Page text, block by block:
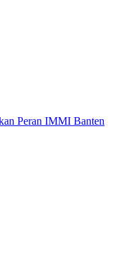
Peran IMMI Banten